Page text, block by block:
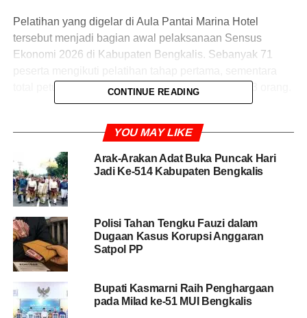
Pelatihan yang digelar di Aula Pantai Marina Hotel
tersebut menjadi bagian awal pelaksanaan Sensus
Ekonomi 2026 di Kabupaten Bengkalis. Sebanyak 71
total petugas yang akan diterjunkan mencapai 513 orang.
sensus ekonomi merupakan agenda strategis nasional
yang memiliki peran penting dalam menyediakan data
dasar mengenai kondisi dan perkembangan
perekonomian daerah.
dilaksanakan hanya satu kali dalam sepuluh tahun.
Kegiatan ini bukan sekadar rutinitas, melainkan instrumen
utama yang menyediakan data dasar mengenai kondisi
Bagus Santoso dalam keterangannya kepada
Aktualitas.id
CONTINUE READING
YOU MAY LIKE
Arak-Arakan Adat Buka Puncak Hari
Jadi Ke-514 Kabupaten Bengkalis
Polisi Tahan Tengku Fauzi dalam
Dugaan Kasus Korupsi Anggaran
Satpol PP
Bupati Kasmarni Raih Penghargaan
pada Milad ke-51 MUI Bengkalis